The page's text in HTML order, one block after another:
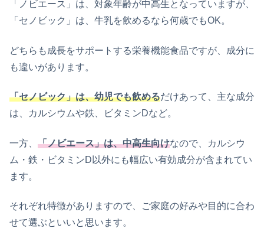
「ノビエース」は、対象年齢が中高生となっていますが、
「セノビック」は、牛乳を飲めるなら何歳でもOK。
どちらも成長をサポートする栄養機能食品ですが、成分に
も違いがあります。
「セノビック」は、幼児でも飲めるだけあって、主な成分
は、カルシウムや鉄、ビタミンDなど。
一方、 「ノビエース」は、中高生向けなので、カルシウ
ム・鉄・ビタミンD以外にも幅広い有効成分が含まれてい
ます。
それぞれ特徴がありますので、ご家庭の好みや目的に合わ
せて選ぶといいと思います。